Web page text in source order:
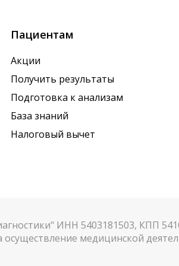
Пациентам
Акции
Получить результаты
Подготовка к анализам
База знаний
Налоговый вычет
ИНН 5403181503, КПП
осуществление медицинской